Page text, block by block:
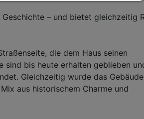
– und bietet gleichzeitig
die dem Haus seinen
sind bis heute erhalten geblieben
Gleichzeitig wurde das
aus historischem Charme und